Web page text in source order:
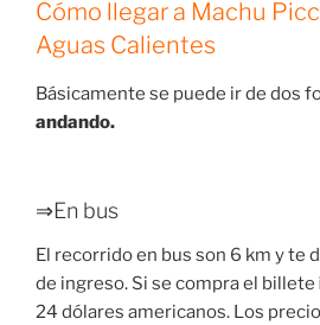
Cómo llegar a Machu
Aguas Calientes
Básicamente se puede ir de dos
andando.
⇒En bus
El recorrido en bus son 6 km y te
de ingreso. Si se compra el billete
24 dólares americanos. Los